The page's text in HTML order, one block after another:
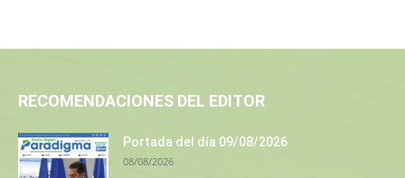
RECOMENDACIONES DEL EDITOR
Portada del día 09/08/2026
08/08/2026